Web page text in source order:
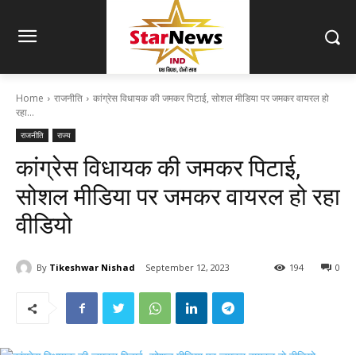
Home राजनीति
कांग्रेस विधायक की जमकर पिटाई, सोशल मीडिया पर जमकर वायरल हो
रहा...
राजनीति राज्य
कांग्रेस विधायक की जमकर पिटाई,
सोशल मीडिया पर जमकर वायरल हो रहा
वीडियो
By Tikeshwar Nishad September 12, 2023 0
194